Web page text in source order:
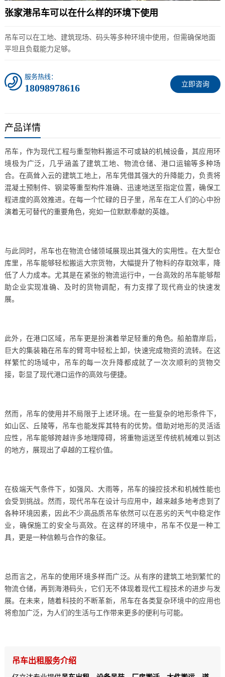
张家港吊车可以在什么样的环境下使用
吊车可以在工地、建筑现场、码头等多种环境中使用，但需确保地面
平坦且负载能力足够。
立即咨询
服务热线：
18098978616
产品详情
吊车，作为现代工程与重型物料搬运不可或缺的机械设备，其应用环
境极为广泛，几乎涵盖了建筑工地、物流仓储、港口运输等多种场
合。在高耸入云的建筑工地上，吊车凭借其强大的升降能力，负责将
混凝土预制件、钢梁等重型构件准确、迅速地送至指定位置，确保工
程进度的高效推进。在每一个忙碌的日子里，吊车在工人们的心中扮
演着无可替代的重要角色，宛如一位默默奉献的英雄。
与此同时，吊车也在物流仓储领域展现出其强大的实用性。在大型仓
库里，吊车能够轻松搬运大宗货物，大幅提升了物料的存取效率，降
低了人力成本。尤其是在紧张的物流运行中，一台高效的吊车能够帮
助企业实现准确、及时的货物调配，有力支撑了现代商业的快速发
展。
此外，在港口区域，吊车更是扮演着举足轻重的角色。船舶靠岸后，
巨大的集装箱在吊车的臂弯中轻松上卸，快速完成物资的流转。在这
样繁忙的场域中，吊车的每一次升降都成就了一次次顺利的货物交
接，彰显了现代港口运作的高效与便捷。
然而，吊车的使用并不局限于上述环境。在一些复杂的地形条件下，
如山区、丘陵等，吊车也能发挥其特有的优势。借助对地形的灵活适
应性，吊车能够跨越许多地理障碍，将重物运送至传统机械难以到达
的地方，展现出了卓越的工程价值。
在极端天气条件下，如强风、大雨等，吊车的操控技术和机械性能也
会受到挑战。然而，现代吊车在设计与应用中，越来越多地考虑到了
各种环境因素，因此不少高品质吊车依然可以在恶劣的天气中稳定作
业，确保施工的安全与高效。在这样的环境中，吊车不仅是一种工
具，更是一种信赖与合作的象征。
总而言之，吊车的使用环境多样而广泛。从有序的建筑工地到繁忙的
物流仓储，再到海港码头，它们无不体现着现代工程技术的进步与发
展。在未来，随着科技的不断革新，吊车在各类复杂环境中的应用也
将愈加广泛，为人们的生活与工作带来更多的便利与可能。
吊车出租服务介绍